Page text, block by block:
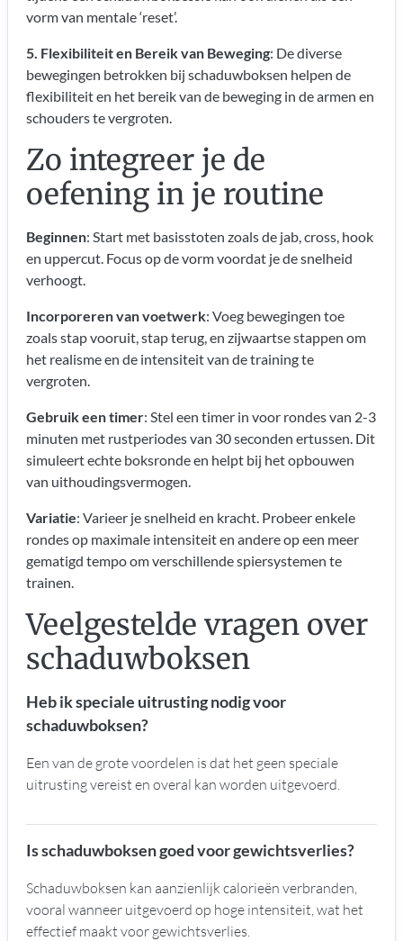
vorm van mentale ‘reset’.
5. Flexibiliteit en Bereik van Beweging: De diverse
bewegingen betrokken bij schaduwboksen helpen de
flexibiliteit en het bereik van de beweging in de armen en
schouders te vergroten.
Zo integreer je de
oefening in je routine
Beginnen: Start met basisstoten zoals de jab, cross, hook
en uppercut. Focus op de vorm voordat je de snelheid
verhoogt.
Incorporeren van voetwerk: Voeg bewegingen toe
zoals stap vooruit, stap terug, en zijwaartse stappen om
het realisme en de intensiteit van de training te
vergroten.
Gebruik een timer: Stel een timer in voor rondes van 2-3
minuten met rustperiodes van 30 seconden ertussen. Dit
simuleert echte boksronde en helpt bij het opbouwen
van uithoudingsvermogen.
Variatie: Varieer je snelheid en kracht. Probeer enkele
rondes op maximale intensiteit en andere op een meer
gematigd tempo om verschillende spiersystemen te
trainen.
Veelgestelde vragen over
schaduwboksen
Heb ik speciale uitrusting nodig voor
schaduwboksen?
Een van de grote voordelen is dat het geen speciale
uitrusting vereist en overal kan worden uitgevoerd.
Is schaduwboksen goed voor gewichtsverlies?
Schaduwboksen kan aanzienlijk calorieën verbranden,
vooral wanneer uitgevoerd op hoge intensiteit, wat het
effectief maakt voor gewichtsverlies.